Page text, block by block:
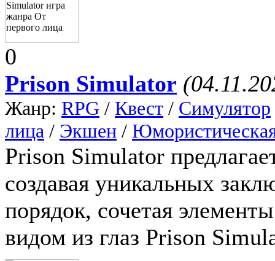
0
Prison Simulator
Жанр: RPG / Квест / Симулятор
лица / Экшен /
Prison Simulator
создавая уникальных
порядок, сочетая
видом из глаз Prison